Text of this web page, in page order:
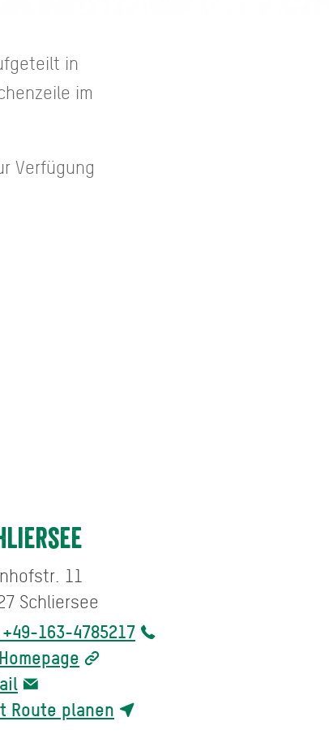
in
im
Verfügung
11
Schliersee
163-4785217
Route planen